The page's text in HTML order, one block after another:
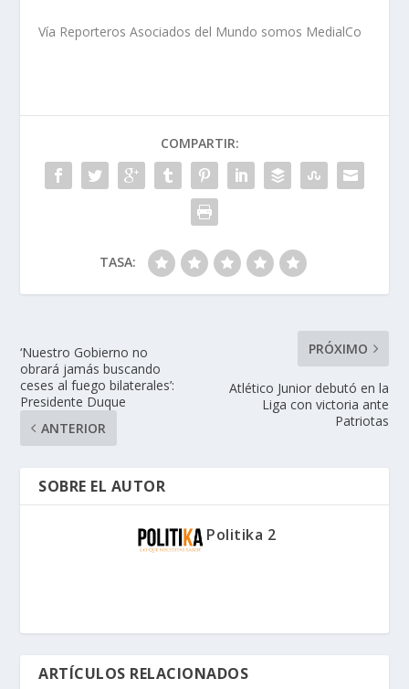
Vía Reporteros Asociados del Mundo somos MedialCo
COMPARTIR:
TASA:
‘Nuestro Gobierno no
obrará jamás buscando
ceses al fuego bilaterales’:
Presidente Duque
ANTERIOR
PRÓXIMO
Atlético Junior debutó en la
Liga con victoria ante
Patriotas
SOBRE EL AUTOR
Politika 2
ARTÍCULOS RELACIONADOS